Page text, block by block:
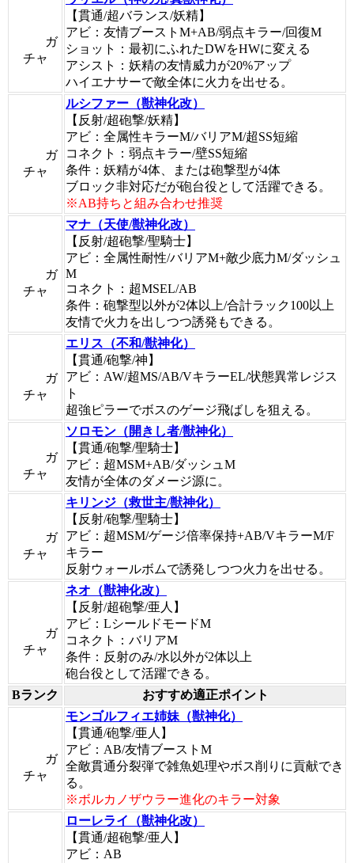
ガ
チャ
【貫通/超バランス/妖精】
アビ：友情ブーストM+AB/弱点キラー/回復M
ショット：最初にふれたDWをHWに変える
アシスト：妖精の友情威力が20%アップ
ハイエナサーで敵全体に火力を出せる。
ガ
チャ
ルシファー（獣神化改）
【反射/超砲撃/妖精】
アビ：全属性キラーM/バリアM/超SS短縮
コネクト：弱点キラー/壁SS短縮
条件：妖精が4体、または砲撃型が4体
ブロック非対応だが砲台役として活躍できる。
※AB持ちと組み合わせ推奨
ガ
チャ
マナ（天使/獣神化改）
【反射/超砲撃/聖騎士】
アビ：全属性耐性/バリアM+敵少底力M/ダッシュ
M
コネクト：超MSEL/AB
条件：砲撃型以外が2体以上/合計ラック100以上
友情で火力を出しつつ誘発もできる。
ガ
チャ
エリス（不和/獣神化）
【貫通/砲撃/神】
アビ：AW/超MS/AB/VキラーEL/状態異常レジス
ト
超強ピラーでボスのゲージ飛ばしを狙える。
ガ
チャ
ソロモン（開きし者/獣神化）
【貫通/砲撃/聖騎士】
アビ：超MSM+AB/ダッシュM
友情が全体のダメージ源に。
ガ
チャ
キリンジ（救世主/獣神化）
【反射/砲撃/聖騎士】
アビ：超MSM/ゲージ倍率保持+AB/VキラーM/F
キラー
反射ウォールボムで誘発しつつ火力を出せる。
ガ
チャ
ネオ（獣神化改）
【反射/超砲撃/亜人】
アビ：LシールドモードM
コネクト：バリアM
条件：反射のみ/水以外が2体以上
砲台役として活躍できる。
Bランク
おすすめ適正ポイント
ガ
チャ
モンゴルフィエ姉妹（獣神化）
【貫通/砲撃/亜人】
アビ：AB/友情ブーストM
全敵貫通分裂弾で雑魚処理やボス削りに貢献でき
る。
※ボルカノザウラー進化のキラー対象
ローレライ（獣神化改）
【貫通/超砲撃/亜人】
アビ：AB